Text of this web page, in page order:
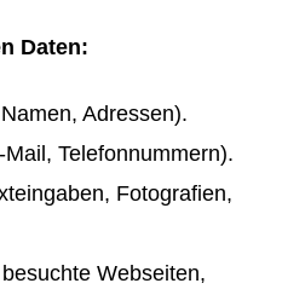
Daten:
Adressen).
Telefonnummern).
Fotografien,
Webseiten,